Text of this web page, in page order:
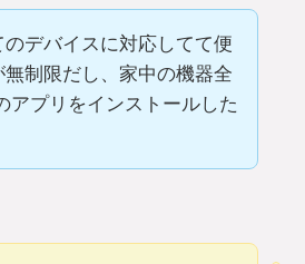
デバイスに対応してて便
制限だし、家中の機器全
アプリをインストールした